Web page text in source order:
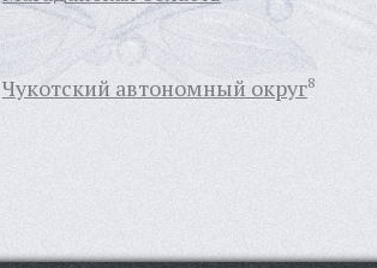
Чукотский автономный округ8